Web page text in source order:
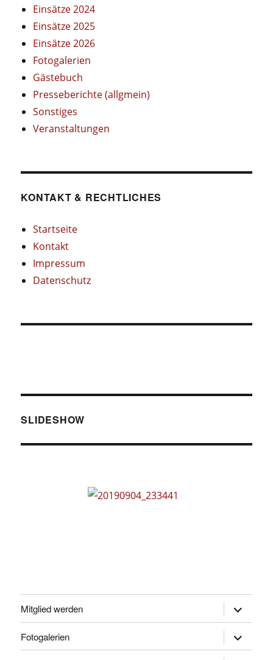
Einsätze 2024
Einsätze 2025
Einsätze 2026
Fotogalerien
Gästebuch
Presseberichte (allgmein)
Sonstiges
Veranstaltungen
KONTAKT & RECHTLICHES
Startseite
Kontakt
Impressum
Datenschutz
SLIDESHOW
Mitglied werden
öffnen
Fotogalerien
öffnen